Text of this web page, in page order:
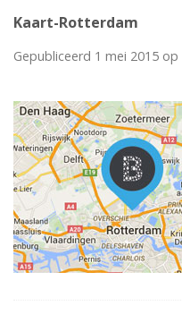
Kaart-Rotterdam
Gepubliceerd 1 mei 2015 op